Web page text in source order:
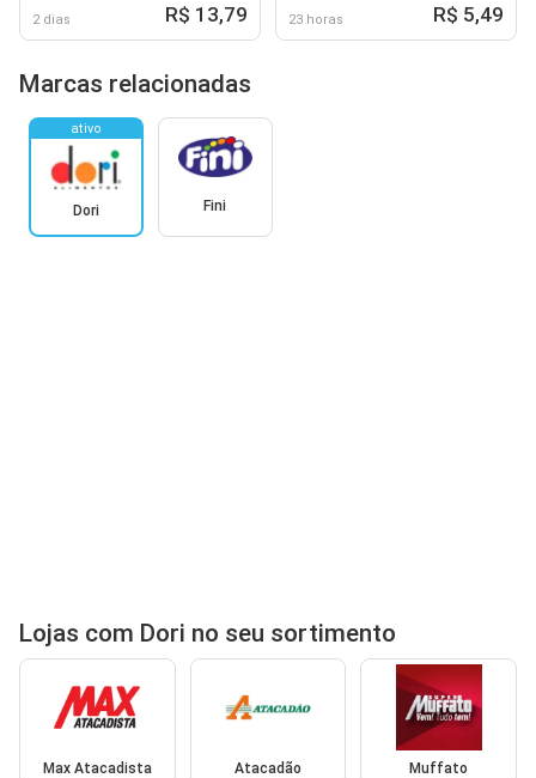
2 dias R$ 13,79 23 horas R$ 5,49
Marcas relacionadas
ativo
Dori Fini
Lojas com Dori no seu sortimento
Max Atacadista Atacadão Muffato